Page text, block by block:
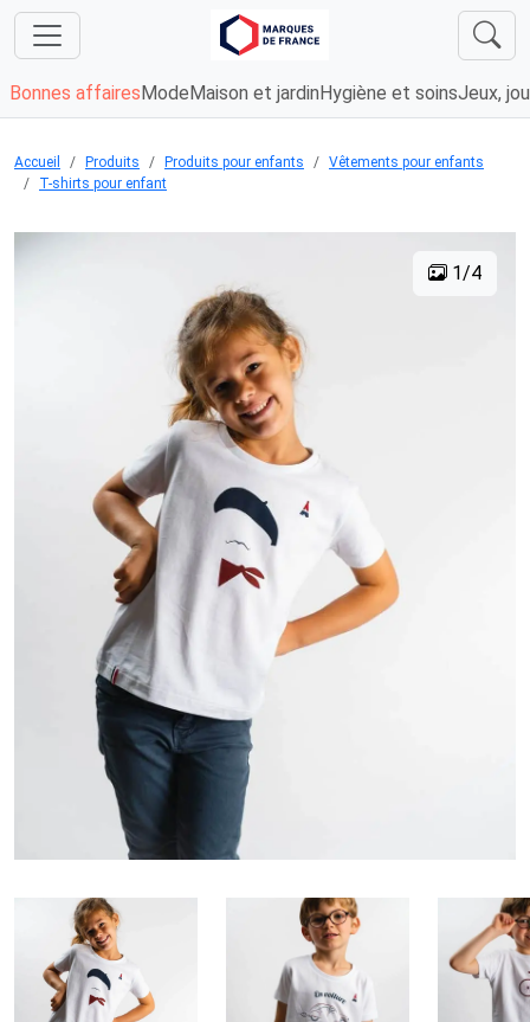
Bonnes affaires Mode Maison et jardin Hygiène et soinsJeux,
Accueil Produits Produits pour enfants
Vêtements pour enfants
T-shirts pour enfant
1/4